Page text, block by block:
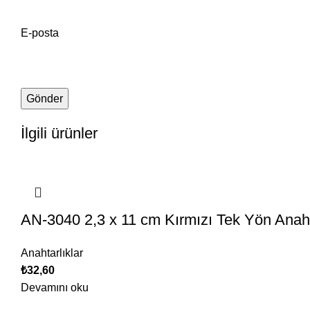
E-posta
İlgili ürünler
AN-3040 2,3 x 11 cm Kırmızı Tek Yön
Anahtarlıklar
₺32,60
Devamını oku